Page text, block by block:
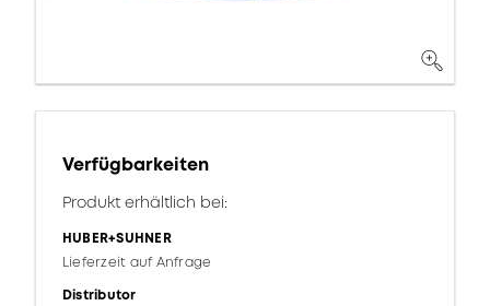
Verfügbarkeiten
Produkt erhältlich bei:
HUBER+SUHNER
Lieferzeit auf Anfrage
Distributor